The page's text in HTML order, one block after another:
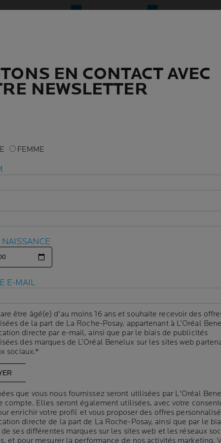
CHRONIQUE
MA
?
Posay
de la peau, allergie, contact avec une substance
au niveau des jambes peuvent être multiples. Rassurez-
EN CONTACT AVEC
NEWSLETTER
FEMME
NAISSANCE
E-MAIL
être âgé(e) d'au moins 16 ans et souhaite recevoir des
de la part de La Roche-Posay, appartenant à L’Oréal
directe par e-mail, ainsi que par le biais de publicités
des marques de L’Oréal Benelux sur les sites web
sociaux.*
que vous nous fournissez seront utilisées par L'Oréal
compte. Elles seront également utilisées, avec votre
enrichir votre profil et vous proposer des offres
directe de la part de La Roche-Posay, ainsi que par le
ses différentes marques sur les sites web et les réseaux
et pour mesurer la performance de nos activités marketing.
EN CONTACT AVEC
NEWSLETTER
FEMME
NAISSANCE
E-MAIL
être âgé(e) d'au moins 16 ans et souhaite recevoir des
de la part de La Roche-Posay, appartenant à L’Oréal
directe par e-mail, ainsi que par le biais de publicités
des marques de L’Oréal Benelux sur les sites web
sociaux.*
que vous nous fournissez seront utilisées par L'Oréal
compte. Elles seront également utilisées, avec votre
enrichir votre profil et vous proposer des offres
directe de la part de La Roche-Posay, ainsi que par le
ses différentes marques sur les sites web et les réseaux
et pour mesurer la performance de nos activités marketing.